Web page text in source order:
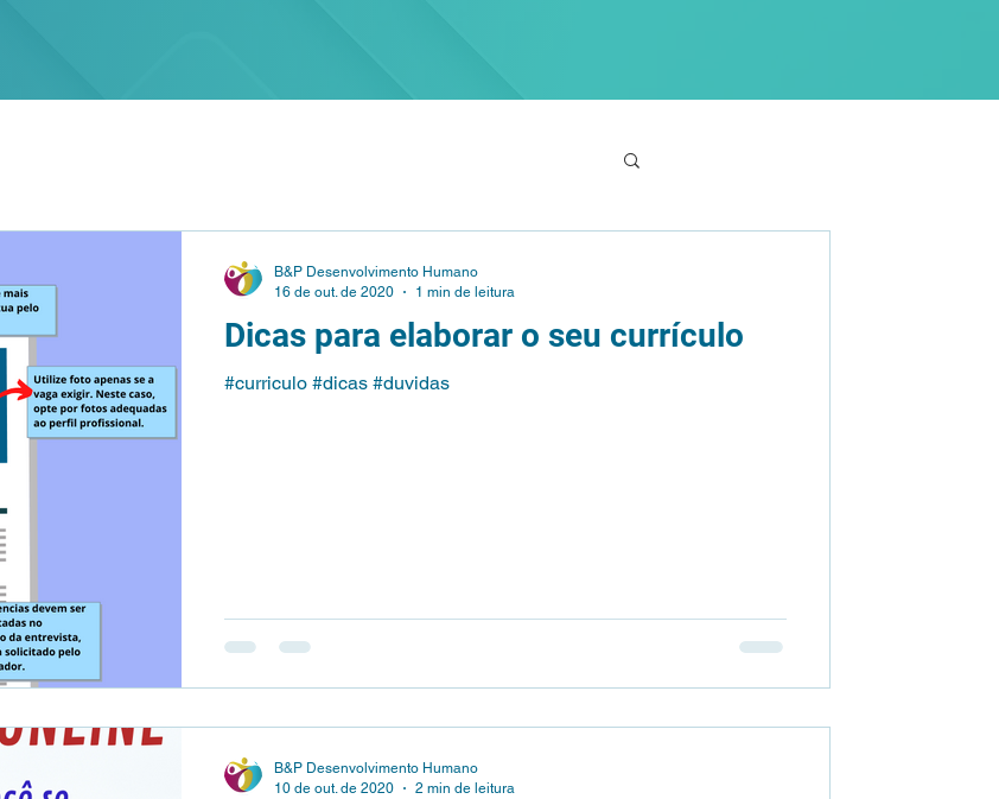
Dicas para elaborar o seu currículo
#curriculo #dicas #duvidas
B&P Desenvolvimento Humano
16 de out. de 2020
1 min de leitura
B&P Desenvolvimento Humano
10 de out. de 2020
2 min de leitura